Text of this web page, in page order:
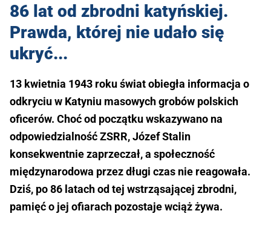
86 lat od zbrodni katyńskiej.
Prawda, której nie udało się
ukryć...
13 kwietnia 1943 roku świat obiegła informacja o
odkryciu w Katyniu masowych grobów polskich
oficerów. Choć od początku wskazywano na
odpowiedzialność ZSRR, Józef Stalin
konsekwentnie zaprzeczał, a społeczność
międzynarodowa przez długi czas nie reagowała.
Dziś, po 86 latach od tej wstrząsającej zbrodni,
pamięć o jej ofiarach pozostaje wciąż żywa.